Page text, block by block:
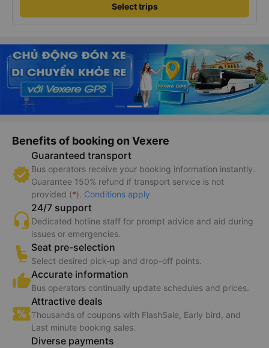
Select trips
Benefits of booking on Vexere
Guaranteed transport
Bus operators receive your booking information instantly.
Guarantee 150% refund if transport service is not
provided (*). Conditions apply
24/7 support
Dedicated hotline staff for prompt advice and aid during
issues or emergencies.
Seat pre-selection
Select desired pick-up and drop-off points.
Accurate information
Bus operators continually update schedules and prices.
Attractive deals
Thousands of coupons with FlashSale, Early bird, and
Last minute booking sales.
Diverse payments